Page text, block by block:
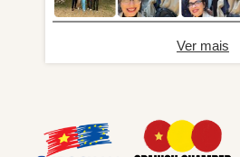
Ver mais